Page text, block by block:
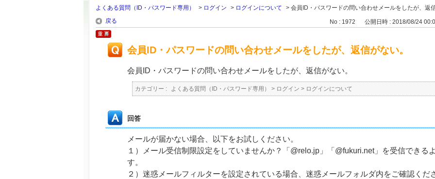
よくある質問（ID・パスワード専用） > ログイン > ログインについて > 会員ID・パスワードの問い合わせメールをしたが、返
戻る
No : 1972 公開日時 : 2018/08/24
会員ID・パスワードの問い合わせメールをしたが、返信がない。
会員ID・パスワードの問い合わせメールをしたが、返信がない。
カテゴリー : よくある質問（ID・パスワード専用） > ログイン > ログインについて
回答
メールが届かない場合、以下をお試しください。
１）メール受信制限設定をしていませんか？「@relo.jp」「@fukuri.net」を受信できる
す。
２）迷惑メールフィルターを設定されている場合、迷惑メールフォルダ内をご確認くだ